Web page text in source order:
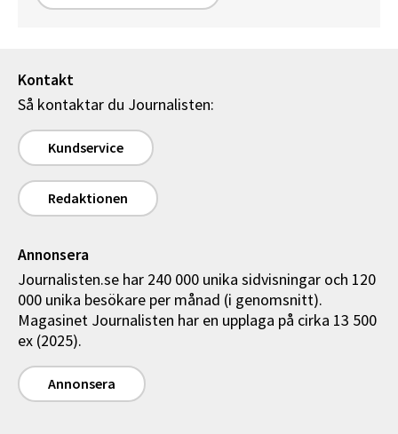
Kontakt
Så kontaktar du Journalisten:
Kundservice
Redaktionen
Annonsera
Journalisten.se har 240 000 unika sidvisningar och 120
000 unika besökare per månad (i genomsnitt).
Magasinet Journalisten har en upplaga på cirka 13 500
ex (2025).
Annonsera